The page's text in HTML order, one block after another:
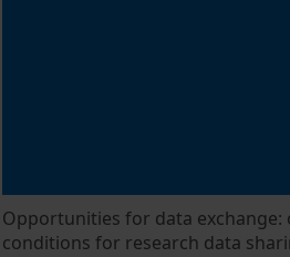
Opportunities for data exchange:
conditions for research data